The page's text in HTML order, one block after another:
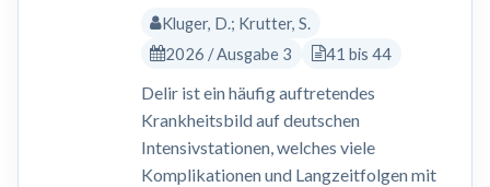
Kluger, D.; Krutter, S.
2026 / Ausgabe 3
41 bis 44
Delir ist ein häufig auftretendes
Krankheitsbild auf deutschen
Intensivstationen, welches viele
Komplikationen und Langzeitfolgen mit